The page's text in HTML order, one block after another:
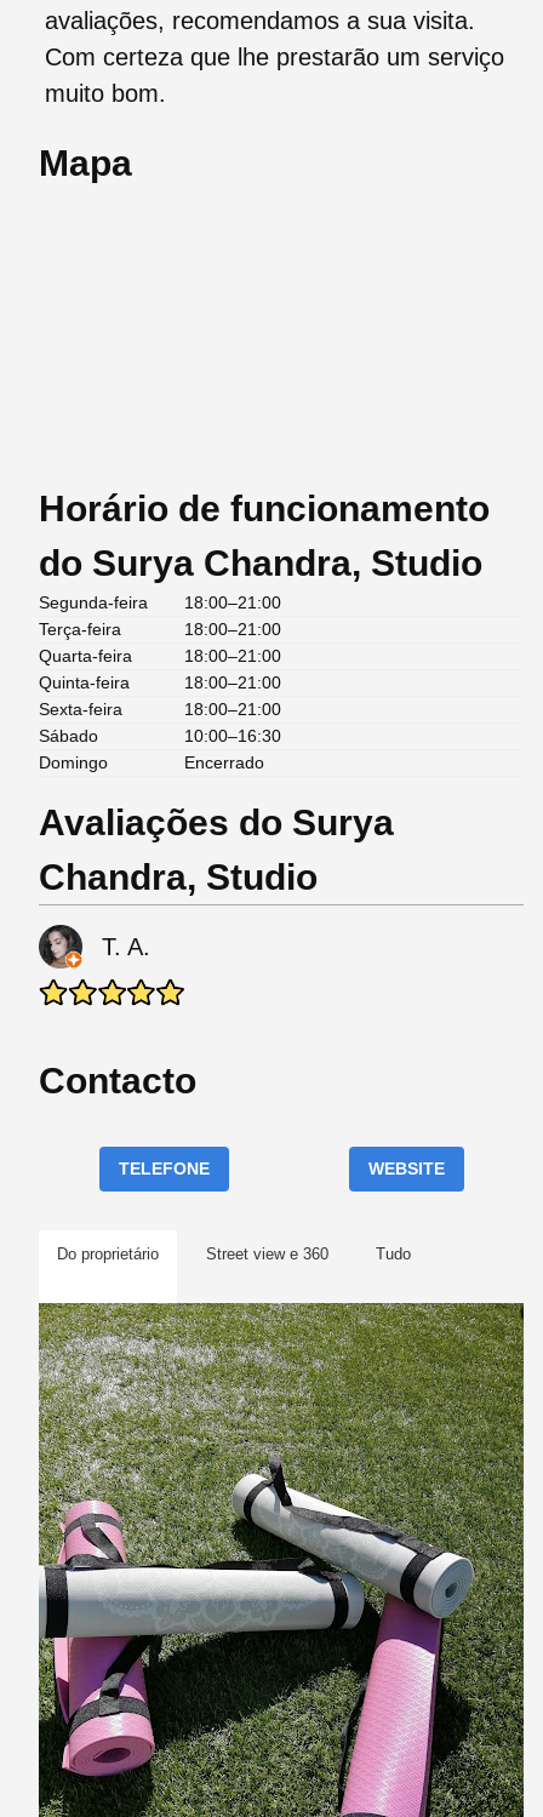
avaliações, recomendamos a sua visita.
Com certeza que lhe prestarão um serviço
muito bom.
Mapa
Horário de funcionamento
do Surya Chandra, Studio
Segunda-feira
18:00–21:00
Terça-feira
18:00–21:00
Quarta-feira
18:00–21:00
Quinta-feira
18:00–21:00
Sexta-feira
18:00–21:00
Sábado
10:00–16:30
Domingo
Encerrado
Avaliações do Surya
Chandra, Studio
T. A.
Contacto
TELEFONE WEBSITE
Do proprietário Street view e 360 Tudo